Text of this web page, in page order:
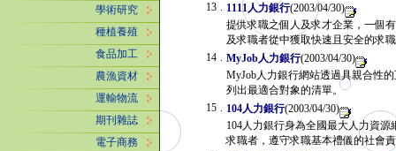
學術研究
種植養殖
食品加工
農漁資材
運輸物流
期刊雜誌
電子商務
13 . 1111人力銀行(2003/04/30)
提供求職之個人及求才企業，一個
及求職者從中獲取快速且安全的
14 . MyJob人力銀行(2003/04/30)
MyJob人力銀行網站透過具親合性
列出最適合對象的清單。
15 . 104人力銀行(2003/04/30)
104人力銀行身為全國最大人力資
求職者，遵守求職基本禮儀的社